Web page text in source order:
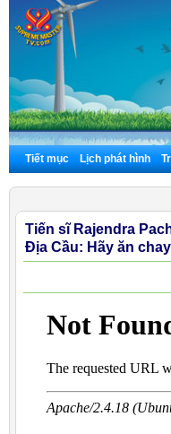
Tiết mục Lịch phát hình
Tiến sĩ Rajendra
Địa Cầu: Hãy ăn